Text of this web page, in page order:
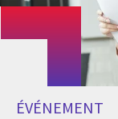
ÉVÉNEMENT